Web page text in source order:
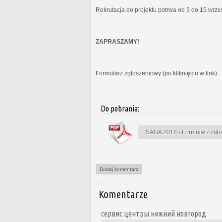
Rekrutacja do projektu potrwa od 3 do 15
ZAPRASZAMY!
Formularz zgłoszeniowy (po kliknięciu w link)
Do pobrania:
SAGA 2018 - Formularz
Dodaj komentarz
Komentarze
сервис центры нижний новгород